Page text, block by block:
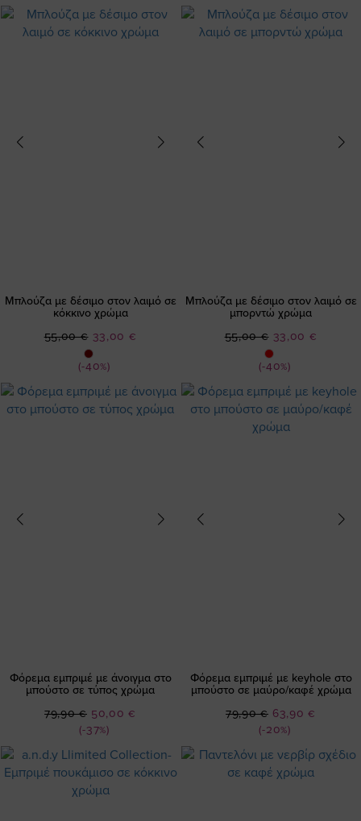
Μπλούζα με δέσιμο στον λαιμό σε
κόκκινο χρώμα
(-40%)
Ειδική
Τιμή
33,00 €
55,00 €
Μπλούζα με δέσιμο στον λαιμό σε
μπορντώ χρώμα
(-40%)
Ειδική
Τιμή
33,00 €
55,00 €
Φόρεμα εμπριμέ με άνοιγμα στο
μπούστο σε τύπος χρώμα
(-37%)
Ειδική
Τιμή
50,00 €
79,90 €
Φόρεμα εμπριμέ με keyhole στο
μπούστο σε μαύρο/καφέ χρώμα
(-20%)
Ειδική
Τιμή
63,90 €
79,90 €